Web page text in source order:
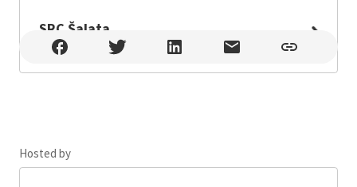
SRC Šalata
SRC Šalata , Zagreb
Hosted by